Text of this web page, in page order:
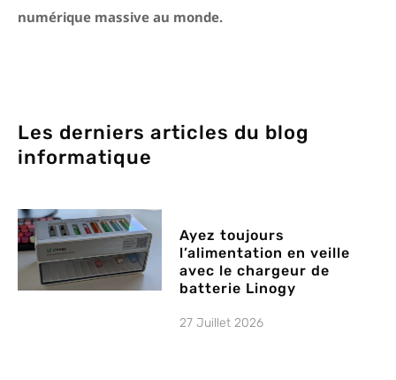
numérique massive au monde.
Les derniers articles du blog
informatique
Ayez toujours
l’alimentation en veille
avec le chargeur de
batterie Linogy
27 Juillet 2026